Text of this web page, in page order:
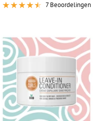
7 Beoordelingen